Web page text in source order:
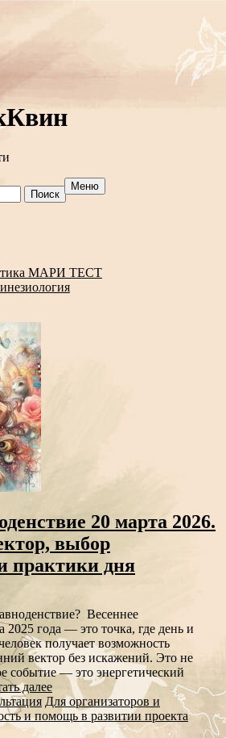
Меню
МАРИ ТЕСТ
20 марта 2026.
выбор
практики дня
Весеннее
2025 года — это точка, где день и
получает возможность
вектор без искажений. Это не
событие — это энергетический
далее
Для организаторов и
и помощь в развитии проекта